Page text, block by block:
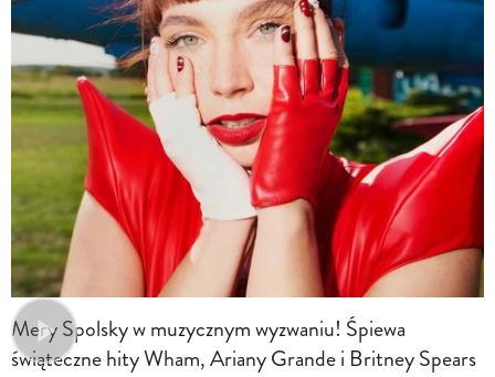
Mery Spolsky w muzycznym wyzwaniu! Śpiewa
świąteczne hity Wham, Ariany Grande i Britney Spears